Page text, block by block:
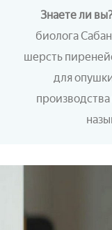
Знаете ли
биолога
шерсть
для